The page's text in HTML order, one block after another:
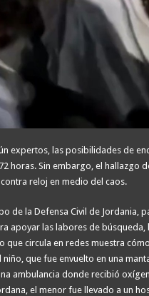
expertos, las posibilidades de
horas. Sin embargo, el hallazgo
reloj en medio del caos.
de la Defensa Civil de Jordania,
apoyar las labores de búsqueda,
que circula en redes muestra
que fue envuelto en una
ambulancia donde recibió
el menor fue llevado a un